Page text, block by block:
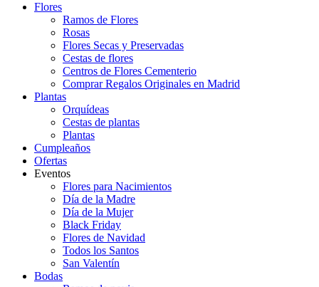
Flores
Ramos de Flores
Rosas
Flores Secas y Preservadas
Cestas de flores
Centros de Flores Cementerio
Comprar Regalos Originales en Madrid
Plantas
Orquídeas
Cestas de plantas
Plantas
Cumpleaños
Ofertas
Eventos
Flores para Nacimientos
Día de la Madre
Día de la Mujer
Black Friday
Flores de Navidad
Todos los Santos
San Valentín
Bodas